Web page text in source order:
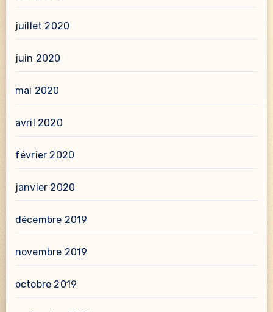
juillet 2020
juin 2020
mai 2020
avril 2020
février 2020
janvier 2020
décembre 2019
novembre 2019
octobre 2019